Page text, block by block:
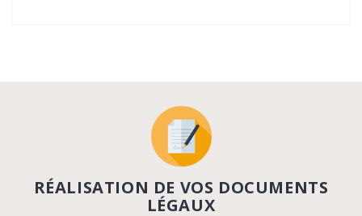
RÉALISATION DE VOS DOCUMENTS
LÉGAUX